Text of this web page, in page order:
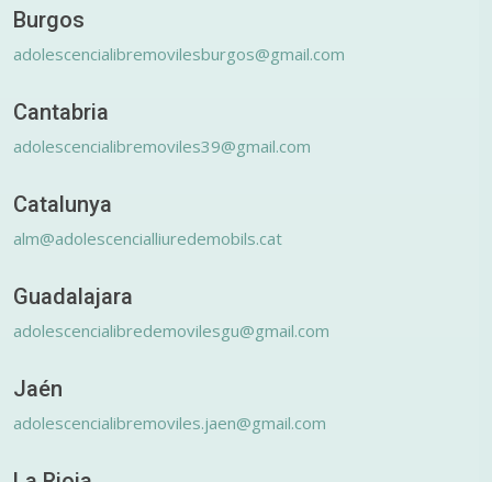
Burgos
adolescencialibremovilesburgos@gmail.com
Cantabria
adolescencialibremoviles39@gmail.com
Catalunya
alm@adolescencialliuredemobils.cat
Guadalajara
adolescencialibredemovilesgu@gmail.com
Jaén
adolescencialibremoviles.jaen@gmail.com